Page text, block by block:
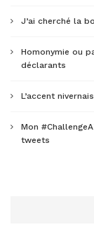
J’ai cherché la
Homonymie ou
déclarants
L’accent
Mon
tweets